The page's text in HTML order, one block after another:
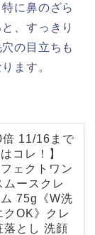
に鼻のざら
、すっきり
の目立ちも
ます。
倍 11/16まで
コレ！】
ェクトワン
ムースクレ
75g《W洗
クOK》クレ
落とし 洗顔